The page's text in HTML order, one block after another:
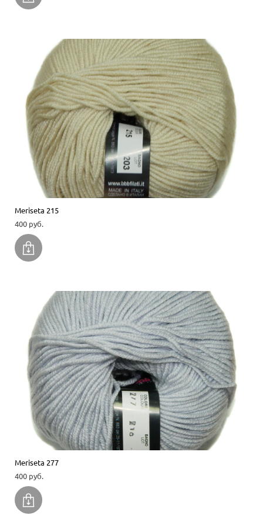
Meriseta 215
400 pуб.
Meriseta 277
400 pуб.